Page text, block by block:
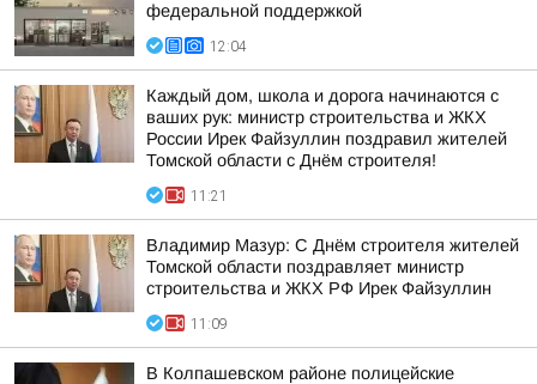
федеральной поддержкой
12:04
Каждый дом, школа и дорога начинаются с
ваших рук: министр строительства и ЖКХ
России Ирек Файзуллин поздравил жителей
Томской области с Днём строителя!
11:21
Владимир Мазур: С Днём строителя жителей
Томской области поздравляет министр
строительства и ЖКХ РФ Ирек Файзуллин
11:09
В Колпашевском районе полицейские